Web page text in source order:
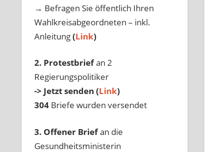
→ Befragen Sie öffentlich Ihren
Wahlkreisabgeordneten – inkl.
Anleitung(Link)
2. Protestbriefan 2
Regierungspolitiker
-> Jetzt senden (Link)
304Briefe wurden versendet
3. Offener Briefan die
Gesundheitsministerin